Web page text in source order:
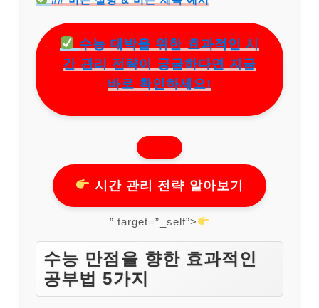
수능 대박을 위한 효과적인 시
간 관리 전략이 궁금하다면 지금
바로 확인하세요!
시간 관리 전략 알아보기
” target=”_self”>
수능 만점을 향한 효과적인
공부법 5가지